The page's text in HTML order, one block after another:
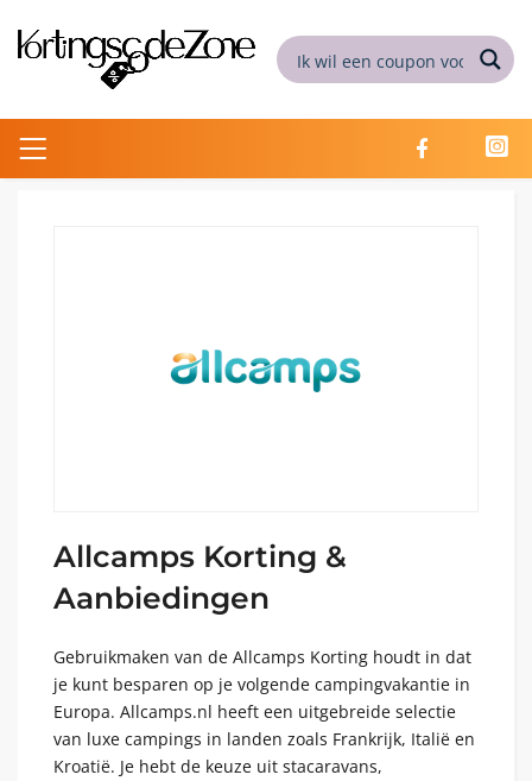
Allcamps Korting &
Aanbiedingen
Gebruikmaken van de Allcamps Korting houdt in dat
je kunt besparen op je volgende campingvakantie in
Europa. Allcamps.nl heeft een uitgebreide selectie
van luxe campings in landen zoals Frankrijk, Italië en
Kroatië. Je hebt de keuze uit stacaravans,